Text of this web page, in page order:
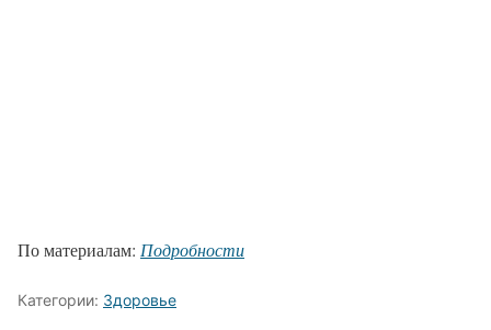
По материалам: Подробности
Категории: Здоровье